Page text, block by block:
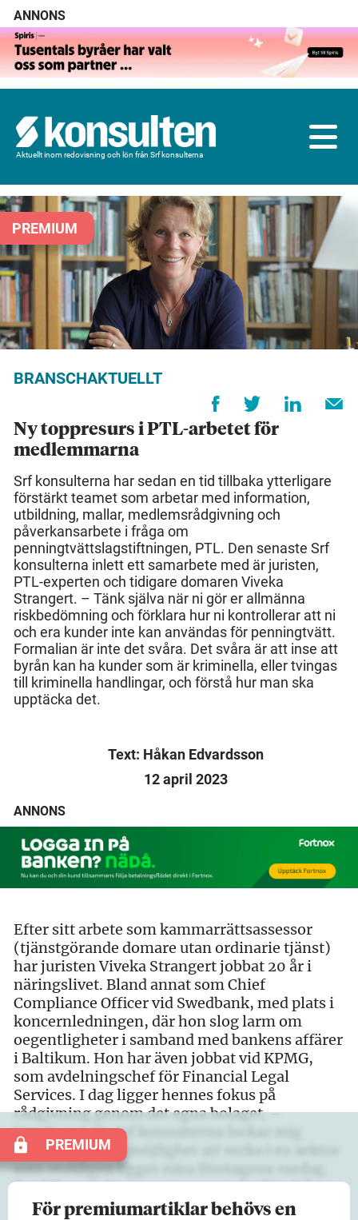
ANNONS
Aktuellt inom redovisning och lön från Srf konsulterna
PREMIUM
BRANSCHAKTUELLT
Ny toppresurs i PTL-arbetet för
medlemmarna
Srf konsulterna har sedan en tid tillbaka ytterligare
förstärkt teamet som arbetar med information,
utbildning, mallar, medlemsrådgivning och
påverkansarbete i fråga om
penningtvättslagstiftningen, PTL. Den senaste Srf
konsulterna inlett ett samarbete med är juristen,
PTL-experten och tidigare domaren Viveka
Strangert. – Tänk själva när ni gör er allmänna
riskbedömning och förklara hur ni kontrollerar att ni
och era kunder inte kan användas för penningtvätt.
Formalian är inte det svåra. Det svåra är att inse att
byrån kan ha kunder som är kriminella, eller tvingas
till kriminella handlingar, och förstå hur man ska
upptäcka det.
Text: Håkan Edvardsson
12 april 2023
ANNONS
Efter sitt arbete som kammarrättsassessor
(tjänstgörande domare utan ordinarie tjänst)
har juristen Viveka Strangert jobbat 20 år i
näringslivet. Bland annat som Chief
Compliance Officer vid Swedbank, med plats i
koncernledningen, där hon slog larm om
oegentligheter i samband med bankens affärer
i Baltikum. Hon har även jobbat vid KPMG,
som avdelningschef för Financial Legal
Services. I dag ligger hennes fokus på
rådgivning genom det egna bolaget. –
Uppdraget för Srf konsulterna lockar mig
eftersom jag får möjlighet att verka i en sektor
som verkligen ligger nära företagens vardag.
Det blir en helt annan typ av vardagliga frågor
och öppnar…
PREMIUM
För premiumartiklar behövs en